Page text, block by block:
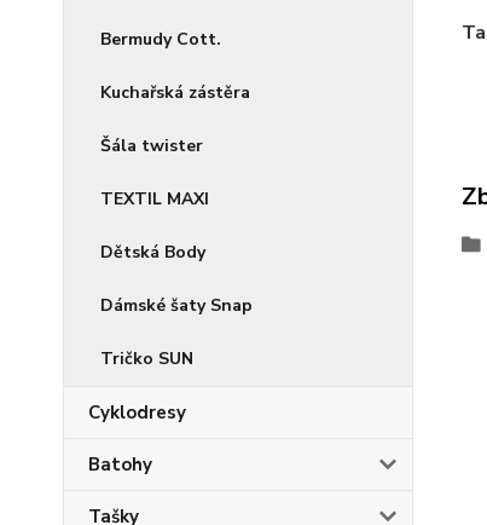
Bermudy Cott.
Kuchařská zástěra
Šála twister
TEXTIL MAXI
Dětská Body
Dámské šaty Snap
Tričko SUN
Cyklodresy
Batohy
Tašky